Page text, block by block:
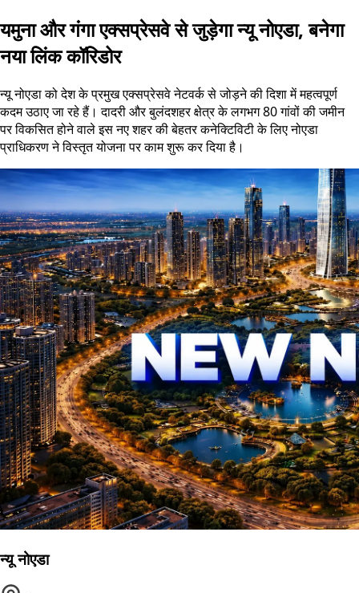
यमुना और गंगा एक्सप्रेसवे से जुड़ेगा न्यू नोएडा, बनेगा
नया लिंक कॉरिडोर
न्यू नोएडा को देश के प्रमुख एक्सप्रेसवे नेटवर्क से जोड़ने की दिशा में महत्वपूर्ण
कदम उठाए जा रहे हैं। दादरी और बुलंदशहर क्षेत्र के लगभग 80 गांवों की जमीन
पर विकसित होने वाले इस नए शहर की बेहतर कनेक्टिविटी के लिए नोएडा
प्राधिकरण ने विस्तृत योजना पर काम शुरू कर दिया है।
न्यू नोएडा